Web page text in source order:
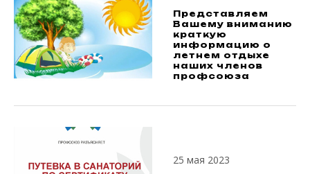
Представляем
Вашему вниманию
краткую
информацию о
летнем отдыхе
наших членов
профсоюза
25 мая 2023